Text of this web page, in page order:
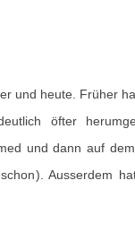
E
D
I
E
und heute. Früher
öfter
und dann auf
Ausserdem